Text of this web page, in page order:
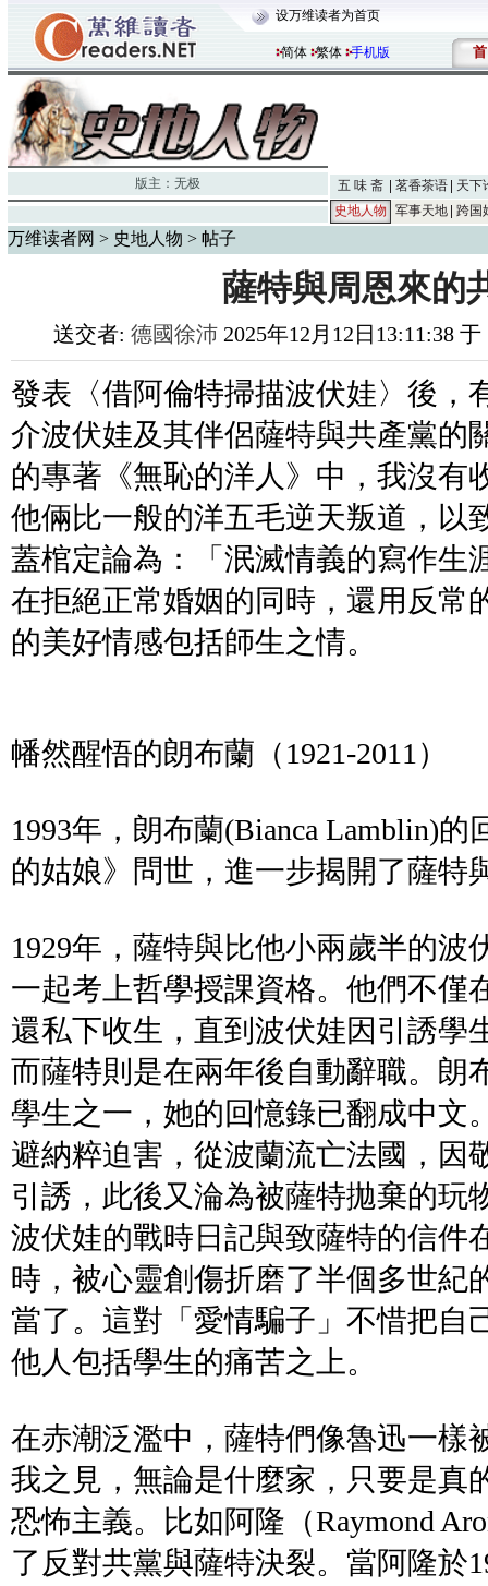
设万维读者为首页
简体 繁体 手机版 首
版主： 无极 五 味 斋 茗香茶语
天下
史地人物
军事天地 跨国
万维读者网 > 史地人物 > 帖子
薩特與周恩來的
送交者: 德國徐沛 2025年12月12日13:11:38
發表 〈借阿倫特掃描波伏娃〉 後，
介波伏娃及其伴侶薩特與共產黨的
的專著《無恥的洋人》中，我沒有
他倆比一般的洋五毛逆天叛道，以
蓋棺定論為：「泯滅情義的寫作生
在拒絕正常婚姻的同時，還用反常
的美好情感包括師生之情。
幡然醒悟的朗布蘭（1921-2011）
1993年，朗布蘭(Bianca Lamblin)
的姑娘》問世，進一步揭開了薩特
1929年，薩特與比他小兩歲半的波
一起考上哲學授課資格。他們不僅
還私下收生，直到波伏娃因引誘學
而薩特則是在兩年後自動辭職。朗
學生之一，她的回憶錄已翻成中文
避納粹迫害，從波蘭流亡法國，因
引誘，此後又淪為被薩特拋棄的
波伏娃的戰時日記與致薩特的信件
時，被心靈創傷折磨了半個多世紀
當了。這對「愛情騙子」不惜把自
他人包括學生的痛苦之上。
在赤潮泛濫中，薩特們像魯迅一樣
我之見，無論是什麼家，只要是真
恐怖主義。比如阿隆（Raymond
了反對共黨與薩特決裂。當阿隆於